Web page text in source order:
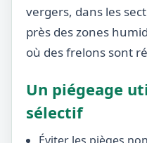
vergers, dans les
près des zones
où des frelons sont
Un piégeage
sélectif